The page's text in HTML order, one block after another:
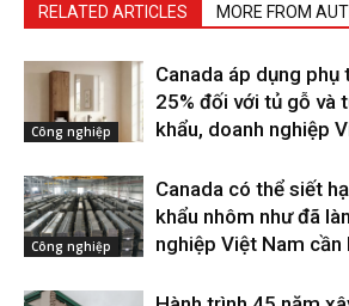
RELATED ARTICLES MORE FROM
Công nghiệp
Canada áp dụng
25% đối với tủ gỗ và
khẩu, doanh nghiệp
Công nghiệp
Canada có thể siết
khẩu nhôm như đã
nghiệp Việt Nam cần